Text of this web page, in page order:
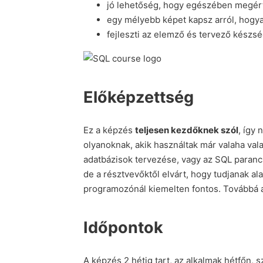
jó lehetőség, hogy egészében
egy mélyebb képet kapsz arról,
fejleszti az elemző és tervező
Előképzettség
Ez a képzés teljesen kezdőknek szól, így
olyanoknak, akik használtak már valaha
adatbázisok tervezése, vagy az SQL
de a résztvevőktől elvárt, hogy tudjanak
programozónál kiemelten fontos.
Időpontok
A képzés 2 hétig tart, az alkalmak hétfőn,